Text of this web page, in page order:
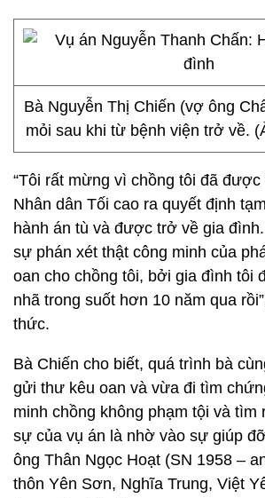
Bà Nguyễn Thị Chiến (vợ ông
mỏi sau khi từ bệnh viện trở về.
“Tôi rất mừng vì chồng tôi đã được
Nhân dân Tối cao ra quyết định
hành án tù và được trở về gia
sự phán xét thật công minh của
oan cho chồng tôi, bởi gia đình tôi
nhã trong suốt hơn 10 năm qua
thức.
Bà Chiến cho biết, quá trình bà
gửi thư kêu oan và vừa đi tìm
minh chồng không phạm tội và tìm
sự của vụ án là nhờ vào sự giúp
ông Thân Ngọc Hoạt (SN 1958 –
thôn Yên Sơn, Nghĩa Trung, Việt